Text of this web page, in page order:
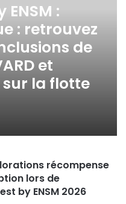
:
: retrouvez
de
et
sur la flotte
récompense
lors de
by ENSM 2026